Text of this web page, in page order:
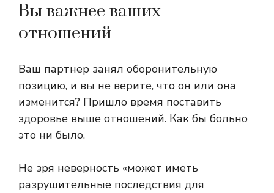
Вы важнее ваших
отношений
Ваш партнер занял оборонительную
позицию, и вы не верите, что он или она
изменится? Пришло время поставить
здоровье выше отношений. Как бы больно
это ни было.
Не зря неверность «может иметь
разрушительные последствия для